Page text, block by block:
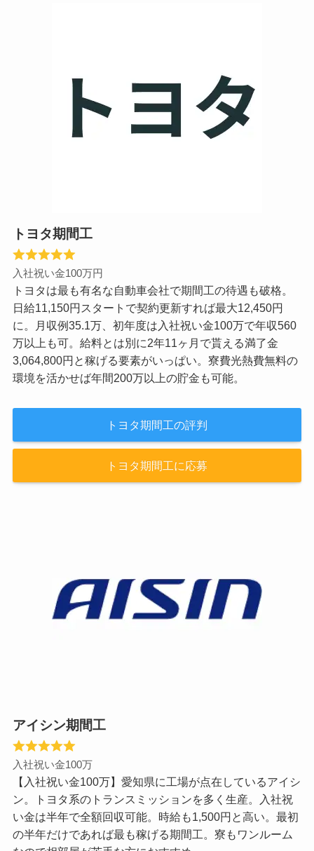
トヨタ期間工
入社祝い金100万円
トヨタは最も有名な自動車会社で期間工の待遇も破格。
日給11,150円スタートで契約更新すれば最大12,450円
に。月収例35.1万、初年度は入社祝い金100万で年収560
万以上も可。給料とは別に2年11ヶ月で貰える満了金
3,064,800円と稼げる要素がいっぱい。寮費光熱費無料の
環境を活かせば年間200万以上の貯金も可能。
トヨタ期間工の評判
トヨタ期間工に応募
アイシン期間工
入社祝い金100万
【入社祝い金100万】愛知県に工場が点在しているアイシ
ン。トヨタ系のトランスミッションを多く生産。入社祝
い金は半年で全額回収可能。時給も1,500円と高い。最初
の半年だけであれば最も稼げる期間工。寮もワンルーム